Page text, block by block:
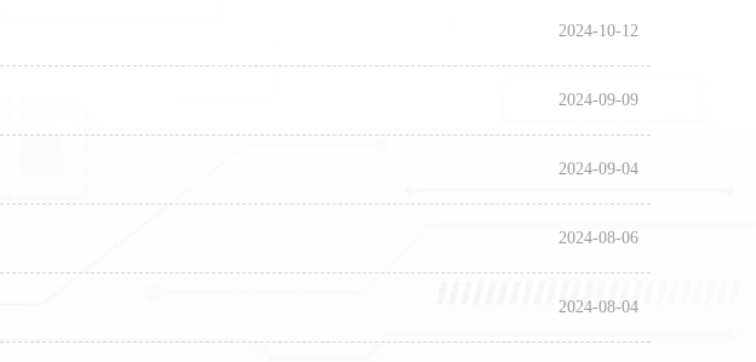
2024-10-12
2024-09-09
2024-09-04
2024-08-06
2024-08-04